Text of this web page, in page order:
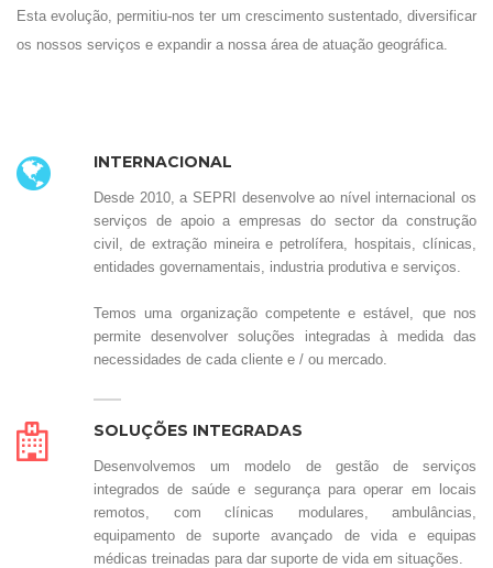
Esta evolução, permitiu-nos ter um crescimento sustentado, diversificar
os nossos serviços e expandir a nossa área de atuação geográfica.
INTERNACIONAL
Desde 2010, a SEPRI desenvolve ao nível internacional os
serviços de apoio a empresas do sector da construção
civil, de extração mineira e petrolífera, hospitais, clínicas,
entidades governamentais, industria produtiva e serviços.
Temos uma organização competente e estável, que nos
permite desenvolver soluções integradas à medida das
necessidades de cada cliente e / ou mercado.
SOLUÇÕES INTEGRADAS
Desenvolvemos um modelo de gestão de serviços
integrados de saúde e segurança para operar em locais
remotos, com clínicas modulares, ambulâncias,
equipamento de suporte avançado de vida e equipas
médicas treinadas para dar suporte de vida em situações.